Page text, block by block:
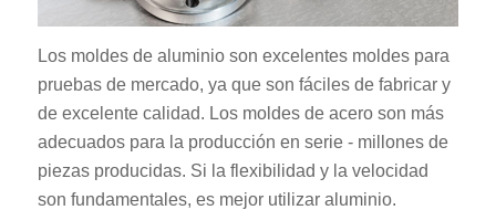
Los moldes de aluminio son excelentes moldes para
pruebas de mercado, ya que son fáciles de fabricar y
de excelente calidad. Los moldes de acero son más
adecuados para la producción en serie - millones de
piezas producidas. Si la flexibilidad y la velocidad
son fundamentales, es mejor utilizar aluminio.